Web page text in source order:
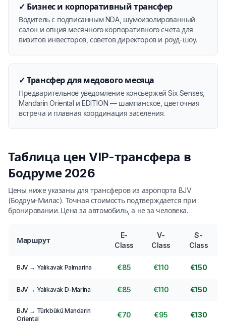
✓ Бизнес и корпоративный трансфер
Водитель с подписанным NDA, шумоизолированный
салон и опция месячного корпоративного счёта для
визитов инвесторов, советов директоров и роуд-шоу.
✓Трансфер для медового месяца
Предварительное уведомление консьержей Six Senses,
Mandarin Oriental и EDITION — шампанское, цветочная
встреча и плавная координация заселения.
Таблица цен VIP-трансфера в
Бодруме 2026
Цены ниже указаны для трансферов из аэропорта BJV
(Бодрум-Милас). Точная стоимость подтверждается при
бронировании. Цена за автомобиль, а не за человека.
Маршрут
E-
Class
V-
Class
S-
Class
BJV → Yalıkavak Palmarina €85 €110 €150
BJV → Yalıkavak D-Marina €85 €110 €150
BJV → Türkbükü Mandarin
Oriental
€70 €95 €130